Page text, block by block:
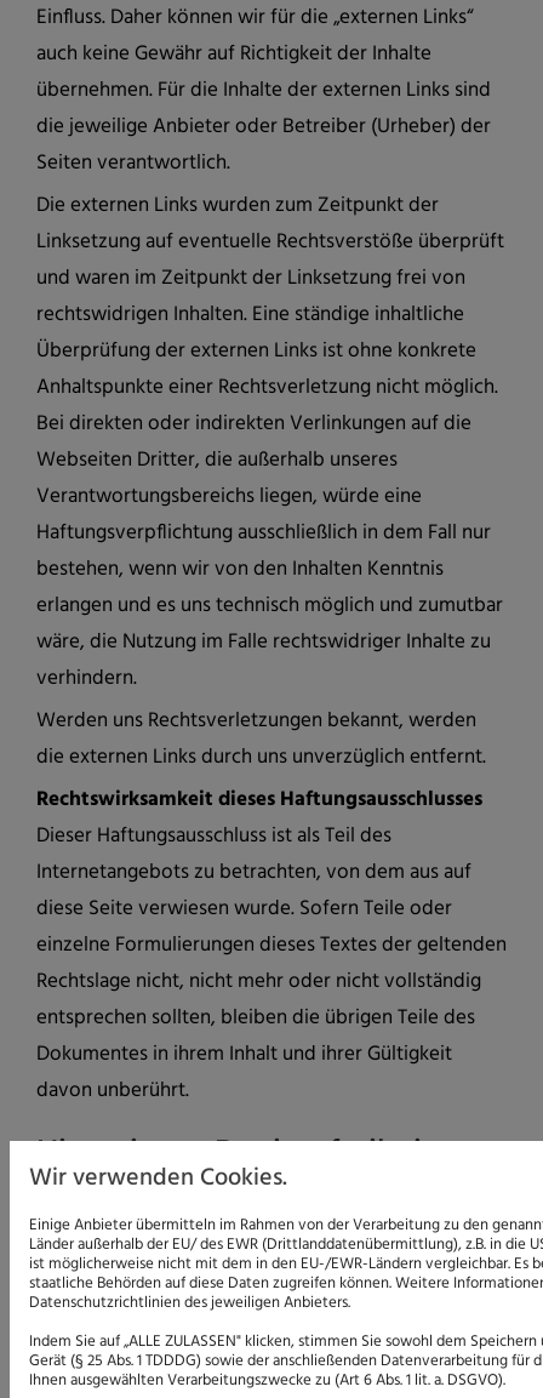
Einfluss. Daher können wir für die „externen Links“
auch keine Gewähr auf Richtigkeit der Inhalte
übernehmen. Für die Inhalte der externen Links sind
die jeweilige Anbieter oder Betreiber (Urheber) der
Seiten verantwortlich.
Die externen Links wurden zum Zeitpunkt der
Linksetzung auf eventuelle Rechtsverstöße überprüft
und waren im Zeitpunkt der Linksetzung frei von
rechtswidrigen Inhalten. Eine ständige inhaltliche
Überprüfung der externen Links ist ohne konkrete
Anhaltspunkte einer Rechtsverletzung nicht möglich.
Bei direkten oder indirekten Verlinkungen auf die
Webseiten Dritter, die außerhalb unseres
Verantwortungsbereichs liegen, würde eine
Haftungsverpflichtung ausschließlich in dem Fall nur
bestehen, wenn wir von den Inhalten Kenntnis
erlangen und es uns technisch möglich und zumutbar
wäre, die Nutzung im Falle rechtswidriger Inhalte zu
verhindern.
Werden uns Rechtsverletzungen bekannt, werden
die externen Links durch uns unverzüglich entfernt.
Rechtswirksamkeit dieses Haftungsausschlusses
Dieser Haftungsausschluss ist als Teil des
Internetangebots zu betrachten, von dem aus auf
diese Seite verwiesen wurde. Sofern Teile oder
einzelne Formulierungen dieses Textes der geltenden
Rechtslage nicht, nicht mehr oder nicht vollständig
entsprechen sollten, bleiben die übrigen Teile des
Dokumentes in ihrem Inhalt und ihrer Gültigkeit
davon unberührt.
Hinweis zur Barrierefreiheit
barrierefrei im Sinne des BFSG sowie der
Barrierefreie-Informationstechnik-Verordnung (BITV)
anzubieten. Sollten Sie dennoch auf Barrieren
stoßen, wenden Sie sich bitte an info@dienste-
toko.de.
Wir verwenden Cookies.
Einige Anbieter übermitteln im Rahmen von der Verarbeitung zu den
Länder außerhalb der EU/ des EWR (Drittlanddatenübermittlung), z.B. in die
ist möglicherweise nicht mit dem in den EU-/EWR-Ländern vergleichbar. Es
staatliche Behörden auf diese Daten zugreifen können. Weitere
Datenschutzrichtlinien des jeweiligen Anbieters.
Indem Sie auf „ALLE ZULASSEN" klicken, stimmen Sie sowohl dem
Gerät (§ 25 Abs. 1 TDDDG) sowie der anschließenden Datenverarbeitung
Ihnen ausgewählten Verarbeitungszwecke zu (Art 6 Abs. 1 lit. a. DSGVO).